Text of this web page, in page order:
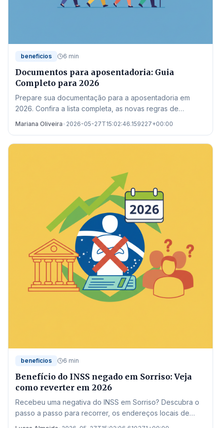
beneficios 6 min
Documentos para aposentadoria: Guia
Completo para 2026
Prepare sua documentação para a aposentadoria em
2026. Confira a lista completa, as novas regras de
Mariana Oliveira• 2026-05-27T15:02:46.159227+00:00
beneficios 6 min
Benefício do INSS negado em Sorriso: Veja
como reverter em 2026
Recebeu uma negativa do INSS em Sorriso? Descubra o
passo a passo para recorrer, os endereços locais de